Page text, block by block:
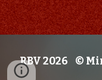
RBV 2026 ©